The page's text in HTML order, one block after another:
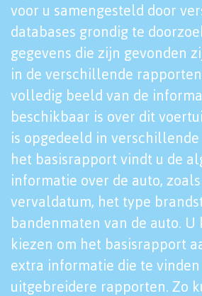
voor u samengesteld door
databases grondig te
gegevens die zijn gevonden
in de verschillende
volledig beeld van de
beschikbaar is over dit
is opgedeeld in
het basisrapport vindt u de
informatie over de auto, zoals
vervaldatum, het type
bandenmaten van de auto. U
kiezen om het basisrapport
extra informatie die te vinden
uitgebreidere rapporten. Zo